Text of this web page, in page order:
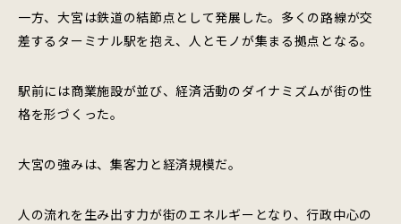
一方、大宮は鉄道の結節点として発展した。多くの路線が交
差するターミナル駅を抱え、人とモノが集まる拠点となる。
駅前には商業施設が並び、経済活動のダイナミズムが街の性
格を形づくった。
大宮の強みは、集客力と経済規模だ。
人の流れを生み出す力が街のエネルギーとなり、行政中心の